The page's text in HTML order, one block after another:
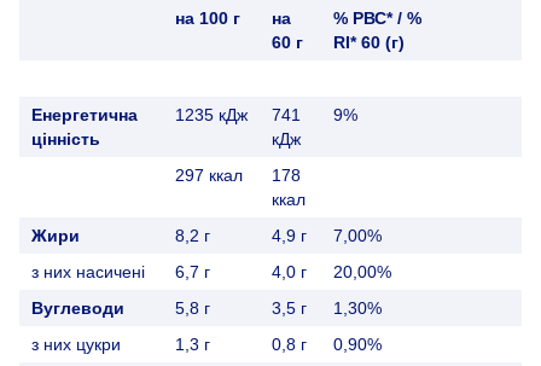
на 100 г
на
60 г
% РВС* / %
RI* 60 (г)
Енергетична
цінність
1235 кДж
741
кДж
9%
297 ккал
178
ккал
Жири
8,2 г 4,9 г
7,00%
з них насичені
6,7 г 4,0 г
20,00%
Вуглеводи
5,8 г 3,5 г
1,30%
з них цукри
1,3 г 0,8 г 0,90%